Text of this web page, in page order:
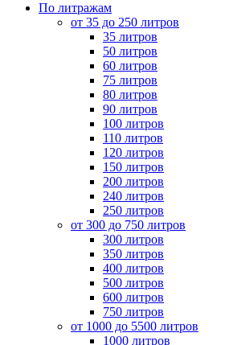
По литражам
от 35 до 250 литров
35 литров
50 литров
60 литров
75 литров
80 литров
90 литров
100 литров
110 литров
120 литров
150 литров
200 литров
240 литров
250 литров
от 300 до 750 литров
300 литров
350 литров
400 литров
500 литров
600 литров
750 литров
от 1000 до 5500 литров
1000 литров